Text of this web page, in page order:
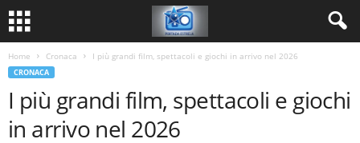
Home Cronaca I più grandi film, spettacoli e giochi in arrivo nel 2026
CRONACA
I più grandi film, spettacoli e giochi
in arrivo nel 2026